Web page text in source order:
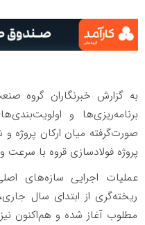
به گزارش خبرنگاران گروه
برنامه‌ریزی‌ها و
صورت‌گرفته میان ارکان پروژه
پروژه فولادسازی قروه با
عملیات اجرایی سازه‌های
ریخته‌گری از ابتدای سال
مطلوب آغاز شده و هم‌اکنون